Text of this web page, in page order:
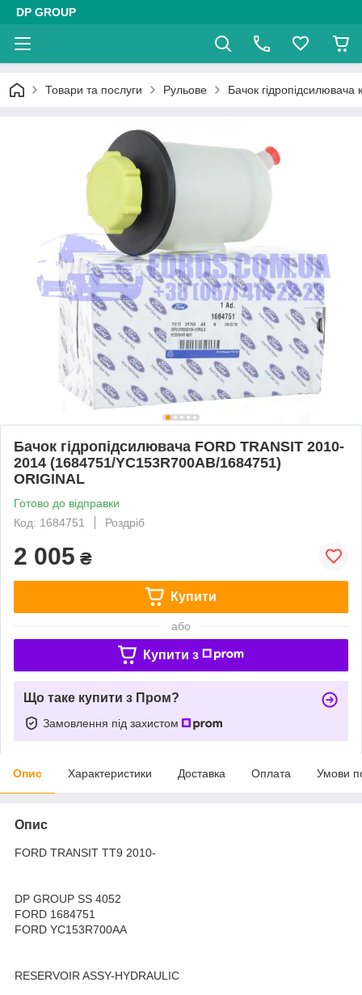
DP GROUP
Товари та послуги Рульове Бачок гідропідсилювача
Бачок гідропідсилювача FORD TRANSIT 2010-
2014 (1684751/YC153R700AB/1684751)
ORIGINAL
Готово до відправки
Код: 1684751
Роздріб
2 005 ₴
Купити
або
Купити з
Що таке купити з Пром?
Замовлення під захистом
Опис Характеристики Доставка Оплата Умови
Опис
FORD TRANSIT TT9 2010-
DP GROUP SS 4052
FORD 1684751
FORD YC153R700AA
RESERVOIR ASSY-HYDRAULIC